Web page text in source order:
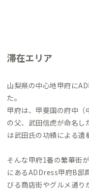
滞在エリア
山梨県の中心地甲府に
た。
甲府は、甲斐国の府中（
の父、武田信虎が命名し
は武田氏の功績による遺
そんな甲府1番の繁華街
にあるADDress甲府B邸
びる商店街やグルメ通り